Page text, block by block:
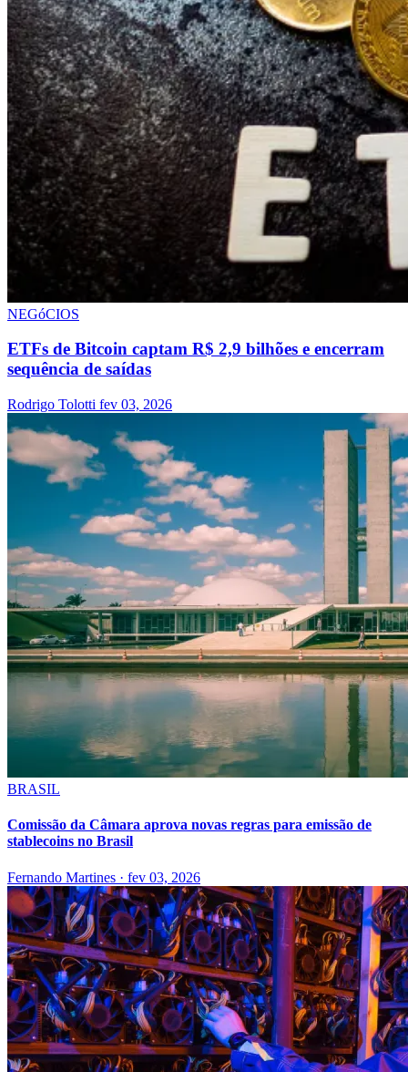
NEGóCIOS
ETFs de Bitcoin captam R$ 2,9 bilhões e encerram
sequência de saídas
Rodrigo Tolotti fev 03, 2026
BRASIL
Comissão da Câmara aprova novas regras para emissão de
stablecoins no Brasil
Fernando Martines · fev 03, 2026